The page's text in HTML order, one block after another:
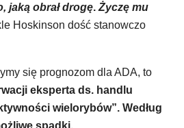
jaką obrał drogę. Życzę mu
Hoskinson dość stanowczo
się prognozom dla ADA, to
eksperta ds. handlu
wielorybów”. Według
spadki.